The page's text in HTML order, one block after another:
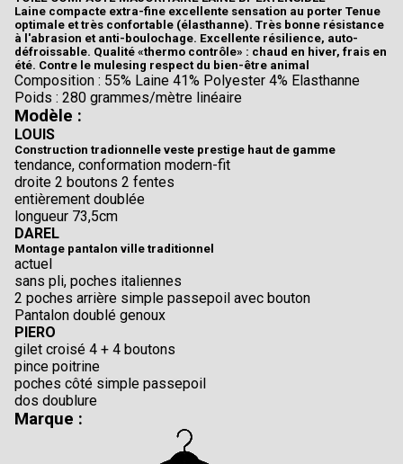
Laine compacte extra-fine excellente sensation au porter Tenue
optimale et très confortable (élasthanne). Très bonne résistance
à l'abrasion et anti-boulochage. Excellente résilience, auto-
défroissable. Qualité «thermo contrôle» : chaud en hiver, frais en
été. Contre le mulesing respect du bien-être animal
Composition : 55% Laine 41% Polyester 4% Elasthanne
Poids : 280 grammes/mètre linéaire
Modèle :
LOUIS
Construction tradionnelle veste prestige haut de gamme
tendance, conformation modern-fit
droite 2 boutons 2 fentes
entièrement doublée
longueur 73,5cm
DAREL
Montage pantalon ville traditionnel
actuel
sans pli, poches italiennes
2 poches arrière simple passepoil avec bouton
Pantalon doublé genoux
PIERO
gilet croisé 4 + 4 boutons
pince poitrine
poches côté simple passepoil
dos doublure
Marque :